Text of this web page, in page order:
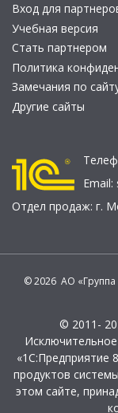
Вход для
Учебная версия
Стать партнером
Политика
Замечания по
Другие сайты
Email:
Отдел продаж: г.
© 2026 АО «Группа
© 2011-
«1С:Предприятие
продуктов
этом сайте,